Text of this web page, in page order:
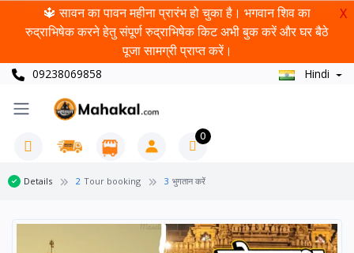
🔱 सावन का पावन महीना प्रारंभ हो चुका है। भगवान शिव का
रुद्राभिषेक करने हेतु संपूर्ण रुद्राभिषेक किट अभी बुक करें और घर बैठे
पूजा सामग्री प्राप्त करें।
X
09238069858 Hindi
0
Details 2 Tour booking 3 भुगतान करें